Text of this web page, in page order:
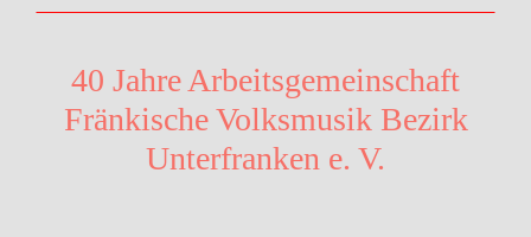
40 Jahre Arbeitsgemeinschaft
Fränkische Volksmusik Bezirk
Unterfranken e. V.